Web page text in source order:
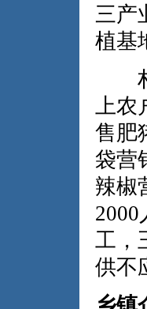
三产
植基
村
上农
售肥
袋营
辣椒
工，
供不